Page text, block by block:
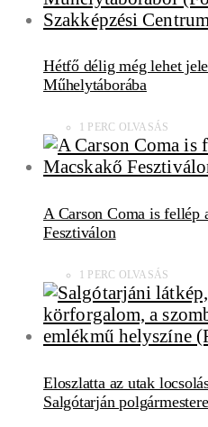
Hétfő délig még lehet
Műhelytáborába
1 PERC OLVASÁS
A Carson Coma is fellép
Fesztiválon
1 PERC OLVASÁS
Eloszlatta az utak
Salgótarján polgármestere